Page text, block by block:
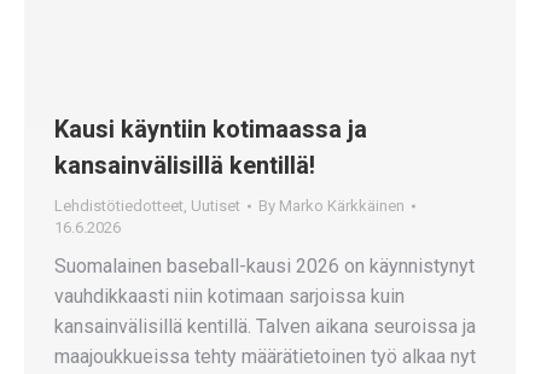
Kausi käyntiin kotimaassa ja
kansainvälisillä kentillä!
Lehdistötiedotteet, Uutiset By Marko Kärkkäinen
16.6.2026
Suomalainen baseball-kausi 2026 on käynnistynyt
vauhdikkaasti niin kotimaan sarjoissa kuin
kansainvälisillä kentillä. Talven aikana seuroissa ja
maajoukkueissa tehty määrätietoinen työ alkaa nyt